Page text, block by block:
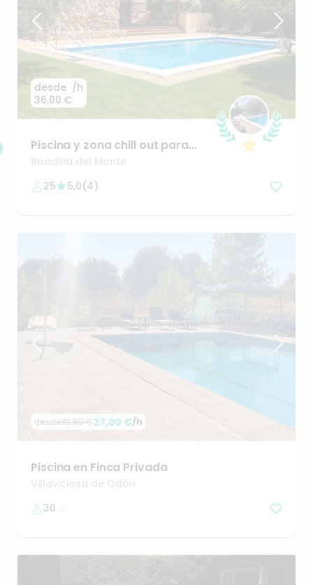
desde
36,00 €
/h
Piscina y zona chill out para
reunionesy celebraciones
Boadilla del Monte
25
5,0(4)
desde33,60 €27,00 €/h
Piscina en Finca Privada
Villaviciosa de Odón
30